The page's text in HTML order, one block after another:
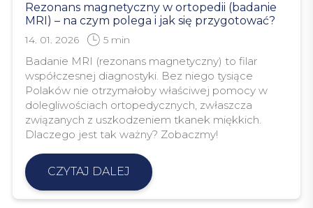
Rezonans magnetyczny w ortopedii (badanie
MRI) – na czym polega i jak się przygotować?
14. 01. 2026 5 min
Badanie MRI (rezonans magnetyczny) to filar
współczesnej diagnostyki. Bez niego tysiące
Polaków nie otrzymałoby właściwej pomocy w
dolegliwościach ortopedycznych, zwłaszcza
związanych z uszkodzeniem tkanek miękkich.
Dlaczego jest tak ważny? Zobaczmy!
CZYTAJ DALEJ